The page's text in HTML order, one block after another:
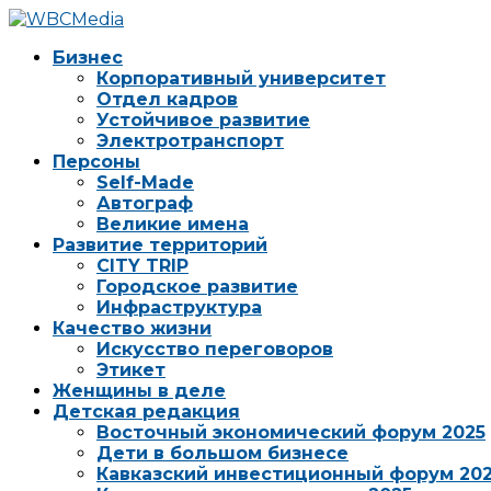
Бизнес
Корпоративный университет
Отдел кадров
Устойчивое развитие
Электротранспорт
Персоны
Self-Made
Автограф
Великие имена
Развитие территорий
CITY TRIP
Городское развитие
Инфраструктура
Качество жизни
Искусство переговоров
Этикет
Женщины в деле
Детская редакция
Восточный экономический форум 2025
Дети в большом бизнесе
Кавказский инвестиционный форум